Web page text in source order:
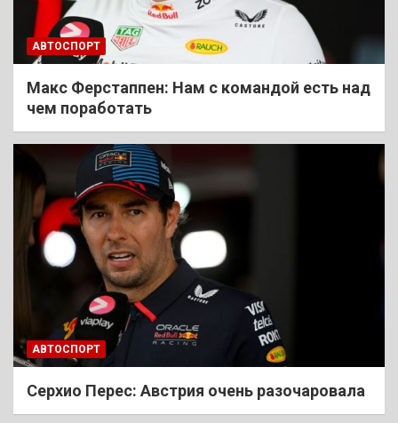
АВТОСПОРТ
Макс Ферстаппен: Нам с командой есть над
чем поработать
АВТОСПОРТ
Cерхио Перес: Австрия очень разочаровала